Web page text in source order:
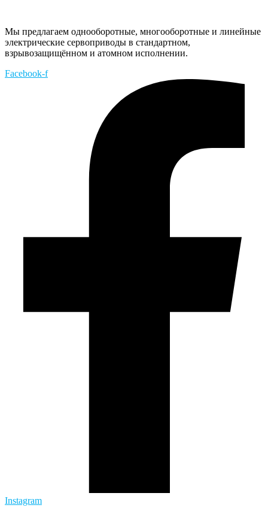
Мы предлагаем однооборотные, многооборотные и линейные
электрические сервоприводы в стандартном,
взрывозащищённом и атомном исполнении.
Facebook-f
Instagram